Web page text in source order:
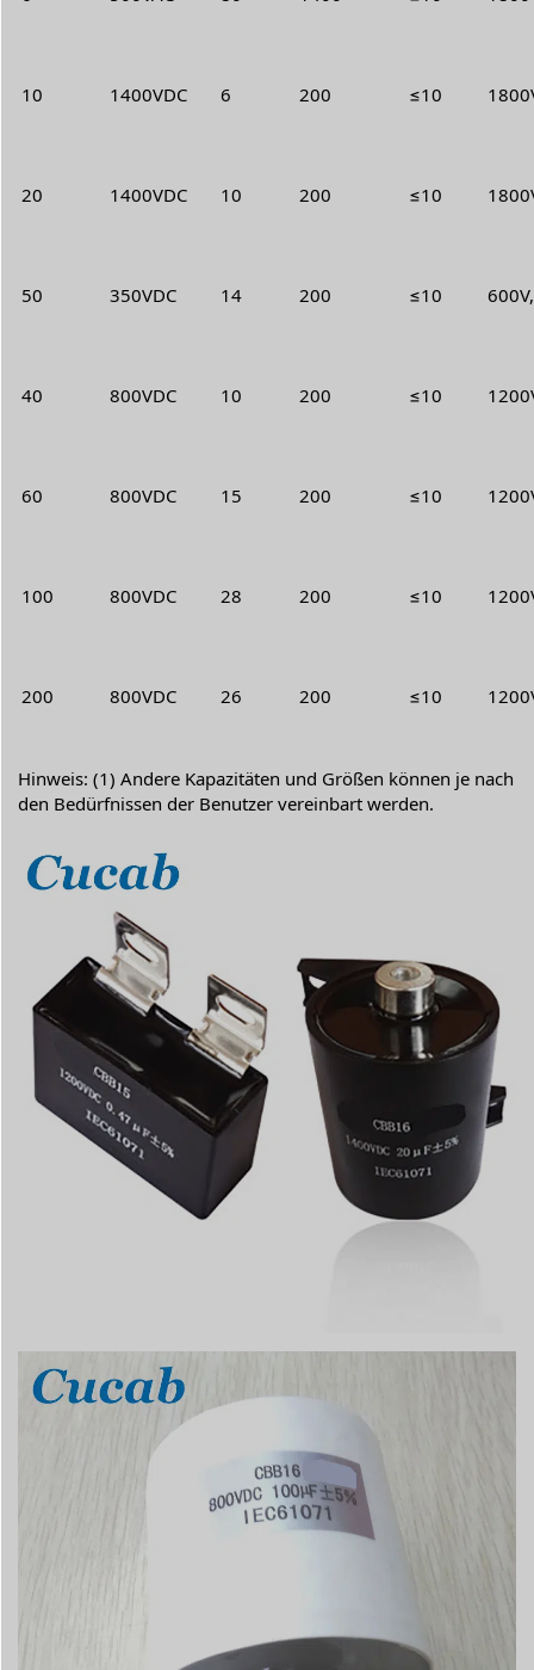
10 1400VDC 6 200 ≤10
20 1400VDC 10 200 ≤10
50 350VDC 14 200 ≤10
40 800VDC 10 200 ≤10
60 800VDC 15 200 ≤10
100 800VDC 28 200 ≤10
200 800VDC 26 200 ≤10
Hinweis: (1) Andere Kapazitäten und Größen können je nach
den Bedürfnissen der Benutzer vereinbart werden.